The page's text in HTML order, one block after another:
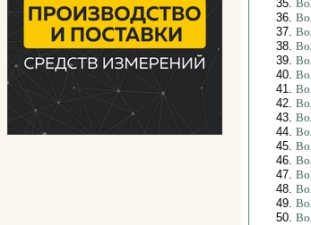
35.
36.
37.
38.
39.
40.
41.
42.
43.
44.
45.
46.
47.
48.
49.
50.